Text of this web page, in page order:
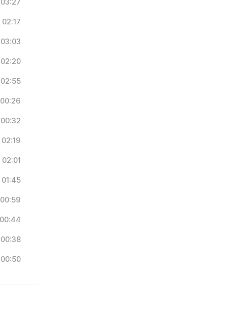
03:27
02:17
03:03
02:20
02:55
00:26
00:32
02:19
02:01
01:45
00:59
00:44
00:38
00:50